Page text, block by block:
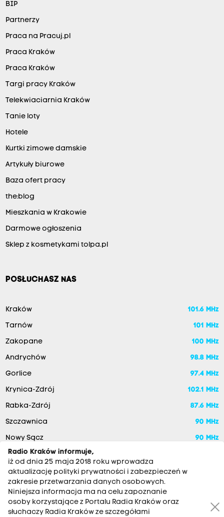
BIP
Partnerzy
Praca na Pracuj.pl
Praca Kraków
Praca Kraków
Targi pracy Kraków
Telekwiaciarnia Kraków
Tanie loty
Hotele
Kurtki zimowe damskie
Artykuły biurowe
Baza ofert pracy
the:blog
Mieszkania w Krakowie
Darmowe ogłoszenia
Sklep z kosmetykami tolpa.pl
POSŁUCHASZ NAS
Kraków 101.6 MHz
Tarnów 101 MHz
Zakopane 100 MHz
Andrychów 98.8 MHz
Gorlice 97.4 MHz
Krynica-Zdrój 102.1 MHz
Rabka-Zdrój 87.6 MHz
Szczawnica 90 MHz
Nowy Sącz
90 MHz
Radio Kraków informuje,
iż od dnia 25 maja 2018 roku wprowadza
aktualizację polityki prywatności i zabezpieczeń w
zakresie przetwarzania danych osobowych.
Niniejsza informacja ma na celu zapoznanie
osoby korzystające z Portalu Radia Kraków oraz
słuchaczy Radia Kraków ze szczegółami